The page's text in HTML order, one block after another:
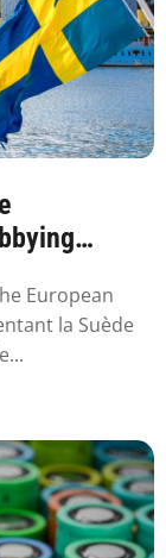
European
la Suède